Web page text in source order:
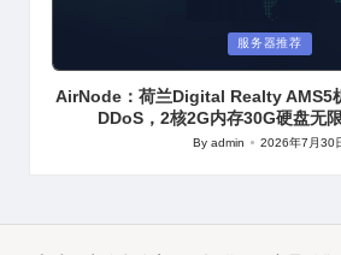
in
服务器推荐
AirNode：荷兰Digital Realty AMS5
DDoS，2核2G内存30G硬盘无
Posted
Byadmin 2026年7月30